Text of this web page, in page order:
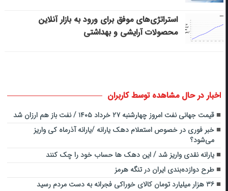
استراتژی‌های موفق برای ورود به بازار آنلاین
محصولات آرایشی و بهداشتی
اخبار در حال مشاهده توسط کاربران
قیمت جهانی نفت امروز چهارشنبه ۲۷ خرداد ۱۴۰۵ / نفت باز هم ارزان شد
خبر فوری در خصوص استعلام دهک یارانه /یارانه آذرماه کی واریز
می‌شود؟
یارانه نقدی واریز شد / این دهک ها حساب خود را چک کنند
طرح دوازده‌بندی ایران در تنگه هرمز‌
۳۶ هزار میلیارد تومان کالای خوراکی فجرانه به دست مردم رسید